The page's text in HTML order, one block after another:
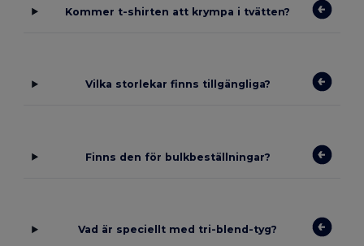
Kommer t-shirten att krympa i tvätten?
Vilka storlekar finns tillgängliga?
Finns den för bulkbeställningar?
Vad är speciellt med tri-blend-tyg?